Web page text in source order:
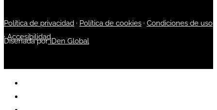
Política de privacidad · Política de cookies · Condiciones de uso
·Accesibilidad
Diseñada poriDen Global